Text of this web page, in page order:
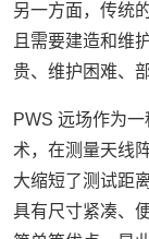
另一方面，传统
且需要建造和维
贵、维护困难、
PWS 远场作为
术，在测量天线
大缩短了测试距
具有尺寸紧凑、